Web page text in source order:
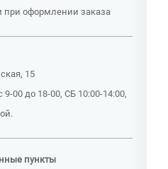
при оформлении заказа
15
00 до 18-00, СБ 10:00-14:00,
пункты